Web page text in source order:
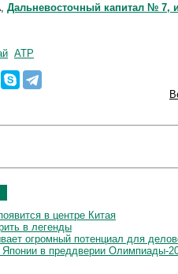
Дальневосточный капитал № 7,
АТР
в центре Китая
в легенды
огромный потенциал для
Японии в преддверии Олимпиады-